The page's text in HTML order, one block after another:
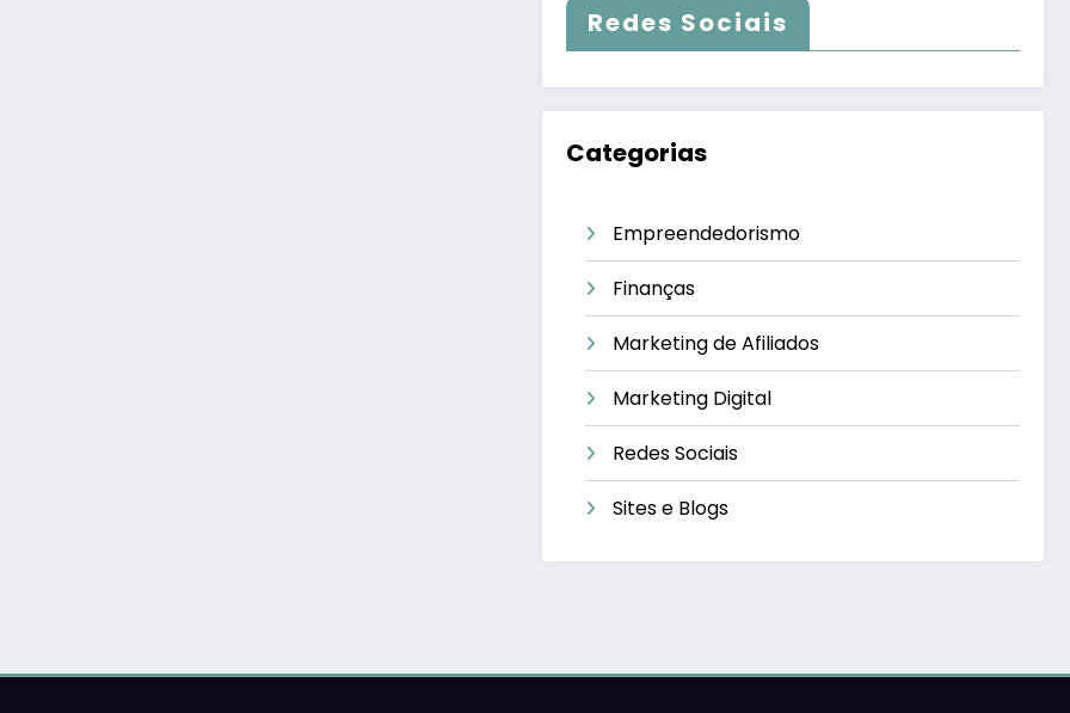
Redes Sociais
Categorias
Empreendedorismo
Finanças
Marketing de Afiliados
Marketing Digital
Redes Sociais
Sites e Blogs